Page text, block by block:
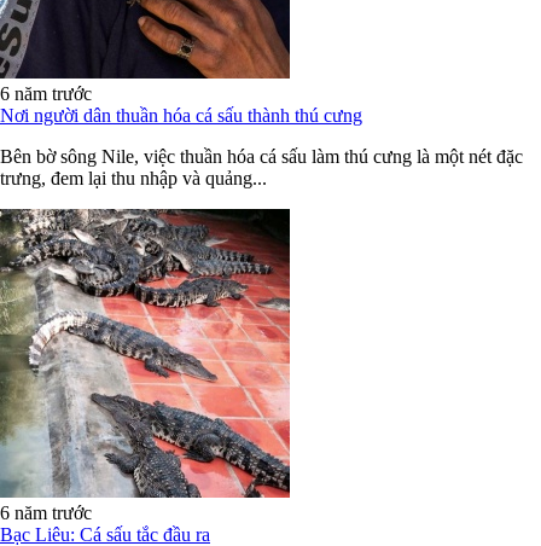
6 năm trước
Nơi người dân thuần hóa cá sấu thành thú cưng
Bên bờ sông Nile, việc thuần hóa cá sấu làm thú cưng là một nét đặc
trưng, đem lại thu nhập và quảng...
6 năm trước
Bạc Liêu: Cá sấu tắc đầu ra